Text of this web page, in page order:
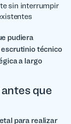
sin interrumpir
pudiera
técnico
a largo
que
para realizar